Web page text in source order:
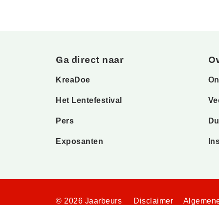
Ga direct naar
KreaDoe
Het Lentefestival
Pers
Exposanten
© 2026 Jaarbeurs Disclaimer